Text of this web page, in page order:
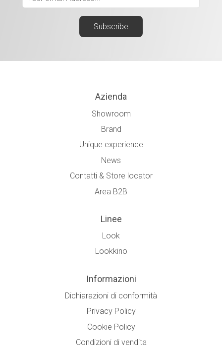
Azienda
Showroom
Brand
Unique experience
News
Contatti & Store locator
Area B2B
Linee
Look
Lookkino
Informazioni
Dichiarazioni di conformità
Privacy Policy
Cookie Policy
Condizioni di vendita